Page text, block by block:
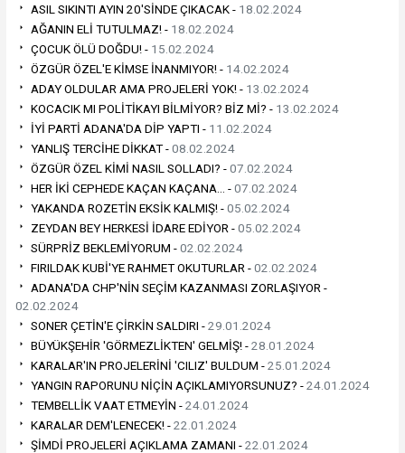
ASIL SIKINTI AYIN 20'SİNDE ÇIKACAK - 18.02.2024
AĞANIN ELİ TUTULMAZ! - 18.02.2024
ÇOCUK ÖLÜ DOĞDU! - 15.02.2024
ÖZGÜR ÖZEL'E KİMSE İNANMIYOR! - 14.02.2024
ADAY OLDULAR AMA PROJELERİ YOK! - 13.02.2024
KOCACIK MI POLİTİKAYI BİLMİYOR? BİZ Mİ? - 13.02.2024
İYİ PARTİ ADANA'DA DİP YAPTI - 11.02.2024
YANLIŞ TERCİHE DİKKAT -08.02.2024
ÖZGÜR ÖZEL KİMİ NASIL SOLLADI? -07.02.2024
HER İKİ CEPHEDE KAÇAN KAÇANA… -07.02.2024
YAKANDA ROZETİN EKSİK KALMIŞ! -05.02.2024
ZEYDAN BEY HERKESİ İDARE EDİYOR -05.02.2024
SÜRPRİZ BEKLEMİYORUM -02.02.2024
FIRILDAK KUBİ'YE RAHMET OKUTURLAR -02.02.2024
ADANA'DA CHP'NİN SEÇİM KAZANMASI ZORLAŞIYOR -
02.02.2024
SONER ÇETİN'E ÇİRKİN SALDIRI -29.01.2024
BÜYÜKŞEHİR 'GÖRMEZLİKTEN' GELMİŞ! -28.01.2024
KARALAR'IN PROJELERİNİ 'CILIZ' BULDUM -25.01.2024
YANGIN RAPORUNU NİÇİN AÇIKLAMIYORSUNUZ? -24.01.2024
TEMBELLİK VAAT ETMEYİN -24.01.2024
KARALAR DEM'LENECEK! -22.01.2024
ŞİMDİ PROJELERİ AÇIKLAMA ZAMANI -22.01.2024